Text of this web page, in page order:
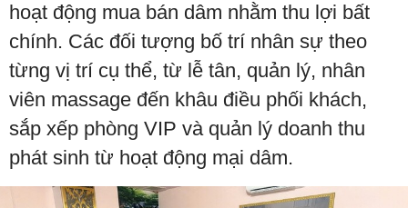
hoạt động mua bán dâm nhằm thu lợi bất
chính. Các đối tượng bố trí nhân sự theo
từng vị trí cụ thể, từ lễ tân, quản lý, nhân
viên massage đến khâu điều phối khách,
sắp xếp phòng VIP và quản lý doanh thu
phát sinh từ hoạt động mại dâm.